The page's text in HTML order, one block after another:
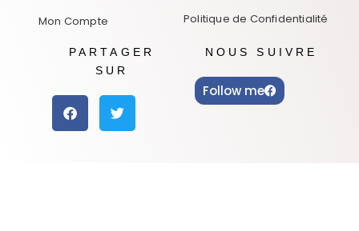
Mon Compte
Politique de Confidentialité
PARTAGER
SUR
NOUS SUIVRE
Follow me